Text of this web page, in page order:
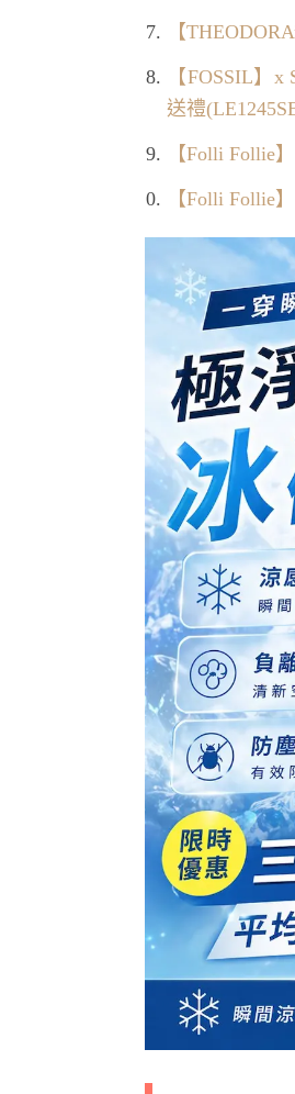
【
【FOSSIL】
送禮
【Folli Follie
【Folli Follie